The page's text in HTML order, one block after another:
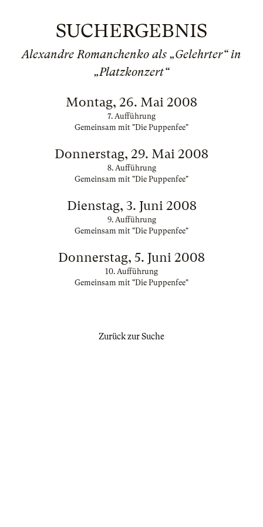
SUCHERGEBNIS
Alexandre Romanchenko als „Gelehrter“ in
„Platzkonzert“
Montag, 26. Mai 2008
7. Aufführung
Gemeinsam mit "Die Puppenfee"
Donnerstag, 29. Mai 2008
8. Aufführung
Gemeinsam mit "Die Puppenfee"
Dienstag, 3. Juni 2008
9. Aufführung
Gemeinsam mit "Die Puppenfee"
Donnerstag, 5. Juni 2008
10. Aufführung
Gemeinsam mit "Die Puppenfee"
Zurück zur Suche